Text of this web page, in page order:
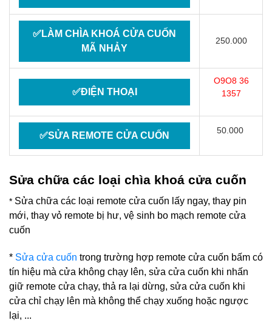
✅LÀM CHÌA KHOÁ CỬA CUỐN
MÃ NHẢY
250.000
✅ĐIỆN THOẠI
O9O8 36
1357
✅SỬA REMOTE CỬA CUỐN 50.000
Sửa chữa các loại chìa khoá cửa cuốn
* Sửa chữa các loại remote cửa cuốn lấy ngay, thay pin
mới, thay vỏ remote bị hư, vệ sinh bo mạch remote cửa
cuốn
* Sửa cửa cuốn trong trường hợp remote cửa cuốn bấm có
tín hiệu mà cửa không chạy lên, sửa cửa cuốn khi nhấn
giữ remote cửa chạy, thả ra lại dừng, sửa cửa cuốn khi
cửa chỉ chạy lên mà không thể chạy xuống hoặc ngược
lại, ...